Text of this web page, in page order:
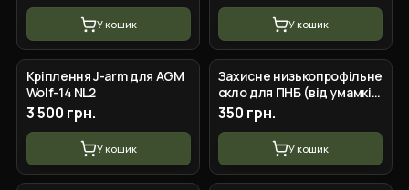
У кошик У кошик
Кріплення J-arm для AGM
Wolf-14 NL2
3 500 грн.
У кошик
Захисне низькопрофільне
скло для ПНБ (від умамків
та пилу) з різьбою 30мм
350 грн.
У кошик